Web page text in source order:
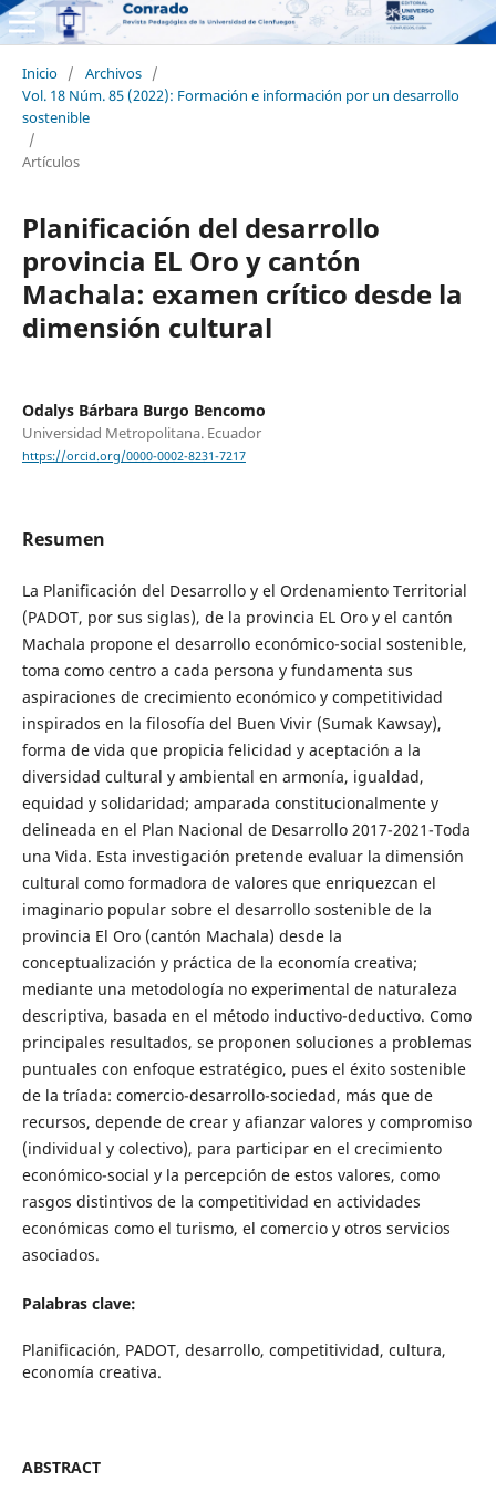
Inicio / Archivos /
Vol. 18 Núm. 85 (2022): Formación e información por un desarrollo
sostenible
/
Artículos
Planificación del desarrollo
provincia EL Oro y cantón
Machala: examen crítico desde la
dimensión cultural
Odalys Bárbara Burgo Bencomo
Universidad Metropolitana. Ecuador
https://orcid.org/0000-0002-8231-7217
Resumen
La Planificación del Desarrollo y el Ordenamiento Territorial
(PADOT, por sus siglas), de la provincia EL Oro y el cantón
Machala propone el desarrollo económico-social sostenible,
toma como centro a cada persona y fundamenta sus
aspiraciones de crecimiento económico y competitividad
inspirados en la filosofía del Buen Vivir (Sumak Kawsay),
forma de vida que propicia felicidad y aceptación a la
diversidad cultural y ambiental en armonía, igualdad,
equidad y solidaridad; amparada constitucionalmente y
delineada en el Plan Nacional de Desarrollo 2017-2021-Toda
una Vida. Esta investigación pretende evaluar la dimensión
cultural como formadora de valores que enriquezcan el
imaginario popular sobre el desarrollo sostenible de la
provincia El Oro (cantón Machala) desde la
conceptualización y práctica de la economía creativa;
mediante una metodología no experimental de naturaleza
descriptiva, basada en el método inductivo-deductivo. Como
principales resultados, se proponen soluciones a problemas
puntuales con enfoque estratégico, pues el éxito sostenible
de la tríada: comercio-desarrollo-sociedad, más que de
recursos, depende de crear y afianzar valores y compromiso
(individual y colectivo), para participar en el crecimiento
económico-social y la percepción de estos valores, como
rasgos distintivos de la competitividad en actividades
económicas como el turismo, el comercio y otros servicios
asociados.
Palabras clave:
Planificación, PADOT, desarrollo, competitividad, cultura,
economía creativa.
ABSTRACT